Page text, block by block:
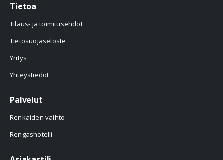
Tietoa
Tilaus- ja toimitusehdot
Tietosuojaseloste
Yritys
Yhteystiedot
Palvelut
Renkaiden vaihto
Rengashotelli